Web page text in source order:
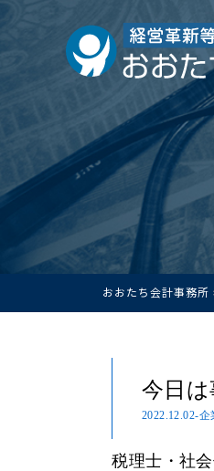
おおたち会計事務所
今日
2022.12.02-企
税理士・社